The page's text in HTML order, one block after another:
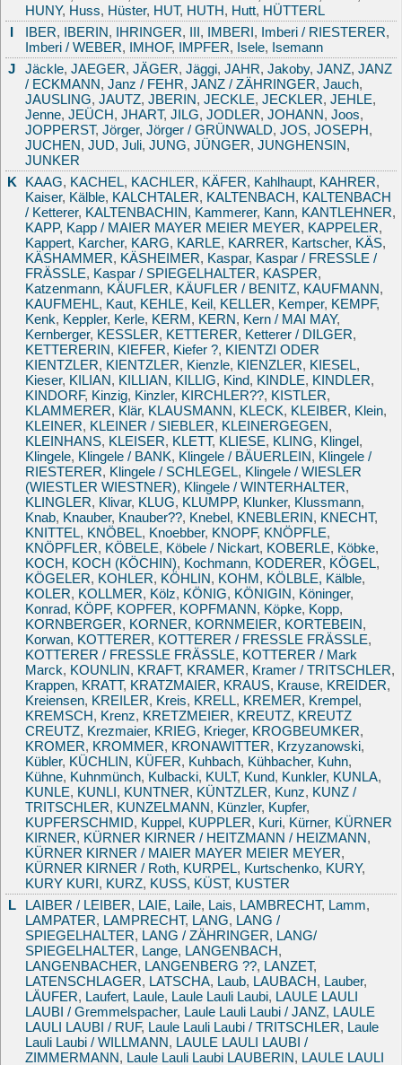
HUNY, Huss, Hüster, HUT, HUTH, Hutt, HÜTTERL
I
IBER, IBERIN, IHRINGER, III, IMBERI, Imberi / RIESTERER,
Imberi / WEBER, IMHOF, IMPFER, Isele, Isemann
J
Jäckle,JAEGER,JÄGER,Jäggi,JAHR,Jakoby,JANZ,JANZ
/ ECKMANN,Janz / FEHR,JANZ / ZÄHRINGER,Jauch,
JAUSLING,JAUTZ,JBERIN,JECKLE,JECKLER,JEHLE,
Jenne,JEÜCH,JHART,JILG,JODLER,JOHANN,Joos,
JOPPERST,Jörger,Jörger / GRÜNWALD,JOS,JOSEPH,
JUCHEN,JUD,Juli,JUNG,JÜNGER,JUNGHENSIN,
JUNKER
K
KAAG, KACHEL, KACHLER, KÄFER, Kahlhaupt, KAHRER,
Kaiser, Kälble, KALCHTALER, KALTENBACH, KALTENBACH
/ Ketterer, KALTENBACHIN, Kammerer, Kann, KANTLEHNER,
KAPP, Kapp / MAIER MAYER MEIER MEYER, KAPPELER,
Kappert, Karcher, KARG, KARLE, KARRER, Kartscher, KÄS,
KÄSHAMMER, KÄSHEIMER, Kaspar, Kaspar / FRESSLE /
FRÄSSLE, Kaspar / SPIEGELHALTER, KASPER,
Katzenmann, KÄUFLER, KÄUFLER / BENITZ, KAUFMANN,
KAUFMEHL, Kaut, KEHLE, Keil, KELLER, Kemper, KEMPF,
Kenk, Keppler, Kerle, KERM, KERN, Kern / MAI MAY,
Kernberger, KESSLER, KETTERER, Ketterer / DILGER,
KETTERERIN, KIEFER, Kiefer ?, KIENTZI ODER
KIENTZLER, KIENTZLER, Kienzle, KIENZLER, KIESEL,
Kieser, KILIAN, KILLIAN, KILLIG, Kind, KINDLE, KINDLER,
KINDORF, Kinzig, Kinzler, KIRCHLER??, KISTLER,
KLAMMERER, Klär, KLAUSMANN, KLECK, KLEIBER, Klein,
KLEINER, KLEINER / SIEBLER, KLEINERGEGEN,
KLEINHANS, KLEISER, KLETT, KLIESE, KLING, Klingel,
Klingele, Klingele / BANK, Klingele / BÄUERLEIN, Klingele /
RIESTERER, Klingele / SCHLEGEL, Klingele / WIESLER
(WIESTLER WIESTNER), Klingele / WINTERHALTER,
KLINGLER, Klivar, KLUG, KLUMPP, Klunker, Klussmann,
Knab, Knauber, Knauber??, Knebel, KNEBLERIN, KNECHT,
KNITTEL, KNÖBEL, Knoebber, KNOPF, KNÖPFLE,
KNÖPFLER, KÖBELE, Köbele / Nickart, KOBERLE, Köbke,
KOCH, KOCH (KÖCHIN), Kochmann, KODERER, KÖGEL,
KÖGELER, KOHLER, KÖHLIN, KOHM, KÖLBLE, Kälble,
KOLER, KOLLMER, Kölz, KÖNIG, KÖNIGIN, Köninger,
Konrad, KÖPF, KOPFER, KOPFMANN, Köpke, Kopp,
KORNBERGER, KORNER, KORNMEIER, KORTEBEIN,
Korwan, KOTTERER, KOTTERER / FRESSLE FRÄSSLE,
KOTTERER / FRESSLE FRÄSSLE, KOTTERER / Mark
Marck, KOUNLIN, KRAFT, KRAMER, Kramer / TRITSCHLER,
Krappen, KRATT, KRATZMAIER, KRAUS, Krause, KREIDER,
Kreiensen, KREILER, Kreis, KRELL, KREMER, Krempel,
KREMSCH, Krenz, KRETZMEIER, KREUTZ, KREUTZ
CREUTZ, Krezmaier, KRIEG, Krieger, KROGBEUMKER,
KROMER, KROMMER, KRONAWITTER, Krzyzanowski,
Kübler, KÜCHLIN, KÜFER, Kuhbach, Kühbacher, Kuhn,
Kühne, Kuhnmünch, Kulbacki, KULT, Kund, Kunkler, KUNLA,
KUNLE, KUNLI, KUNTNER, KÜNTZLER, Kunz, KUNZ /
TRITSCHLER, KUNZELMANN, Künzler, Kupfer,
KUPFERSCHMID, Kuppel, KUPPLER, Kuri, Kürner, KÜRNER
KIRNER, KÜRNER KIRNER / HEITZMANN / HEIZMANN,
KÜRNER KIRNER / MAIER MAYER MEIER MEYER,
KÜRNER KIRNER / Roth, KURPEL, Kurtschenko, KURY,
KURY KURI, KURZ, KUSS, KÜST, KUSTER
L
LAIBER / LEIBER, LAIE, Laile, Lais, LAMBRECHT, Lamm,
LAMPATER, LAMPRECHT, LANG, LANG /
SPIEGELHALTER, LANG / ZÄHRINGER, LANG/
SPIEGELHALTER, Lange, LANGENBACH,
LANGENBACHER, LANGENBERG ??, LANZET,
LATENSCHLAGER, LATSCHA, Laub, LAUBACH, Lauber,
LÄUFER, Laufert, Laule, Laule Lauli Laubi, LAULE LAULI
LAUBI / Gremmelspacher, Laule Lauli Laubi / JANZ, LAULE
LAULI LAUBI / RUF, Laule Lauli Laubi / TRITSCHLER, Laule
Lauli Laubi / WILLMANN, LAULE LAULI LAUBI /
ZIMMERMANN, Laule Lauli Laubi LAUBERIN, LAULE LAULI